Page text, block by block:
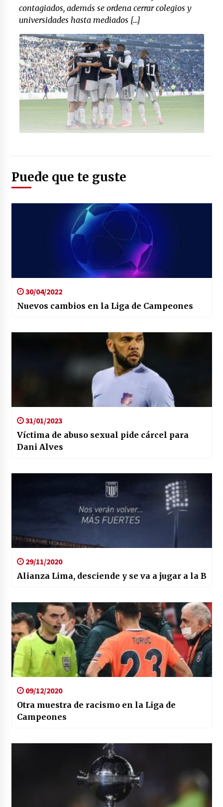
contagiados, además se ordena cerrar colegios y
universidades hasta mediados […]
Puede que te guste
30/04/2022
Nuevos cambios en la Liga de Campeones
31/01/2023
Víctima de abuso sexual pide cárcel para
Dani Alves
29/11/2020
Alianza Lima, desciende y se va a jugar a la B
09/12/2020
Otra muestra de racismo en la Liga de
Campeones